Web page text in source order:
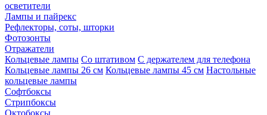
осветители
Лампы и пайрекс
Рефлекторы, соты, шторки
Фотозонты
Отражатели
Кольцевые лампы Со штативом С держателем для телефона
Кольцевые лампы 26 см Кольцевые лампы 45 см Настольные
кольцевые лампы
Софтбоксы
Стрипбоксы
Октобоксы